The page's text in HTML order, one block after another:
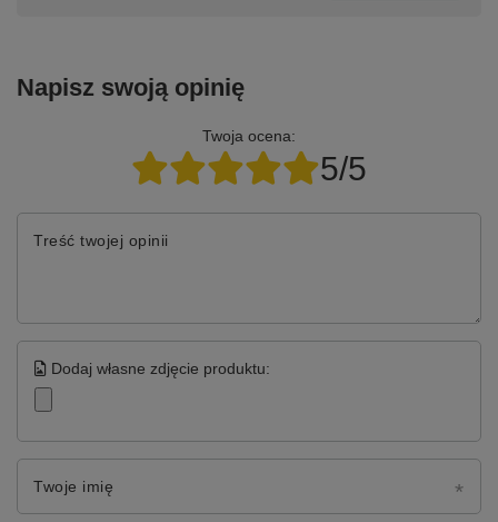
Napisz swoją opinię
Twoja ocena:
5/5
Treść twojej opinii
Dodaj własne zdjęcie produktu:
Twoje imię